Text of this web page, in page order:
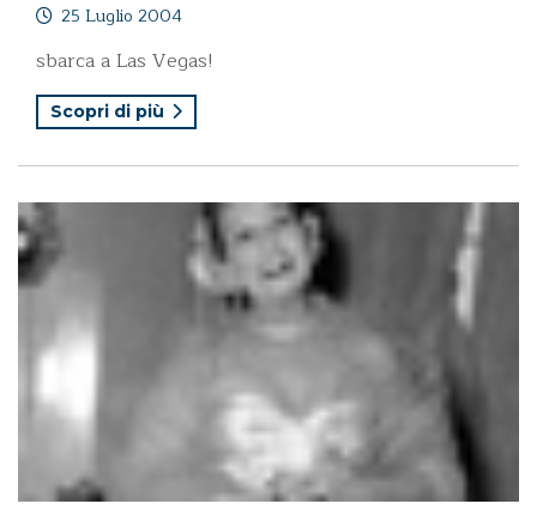
25 Luglio 2004
sbarca a Las Vegas!
Scopri di più